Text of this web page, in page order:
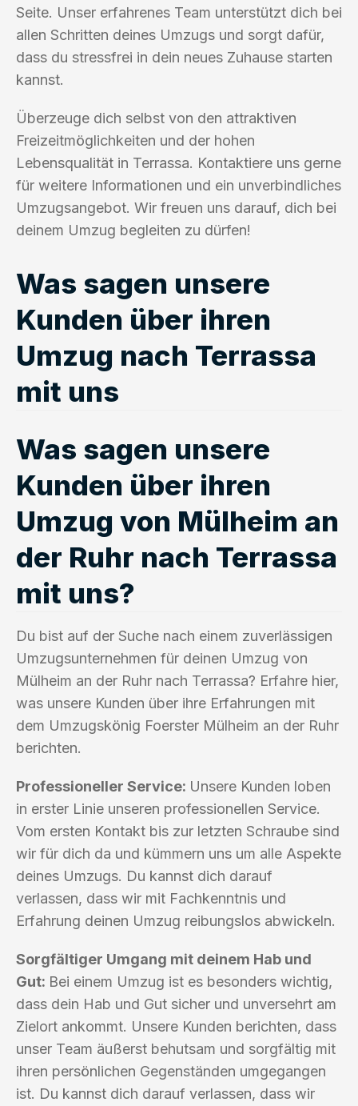
Seite. Unser erfahrenes Team unterstützt dich bei
allen Schritten deines Umzugs und sorgt dafür,
dass du stressfrei in dein neues Zuhause starten
kannst.
Überzeuge dich selbst von den attraktiven
Freizeitmöglichkeiten und der hohen
Lebensqualität in Terrassa. Kontaktiere uns gerne
für weitere Informationen und ein unverbindliches
Umzugsangebot. Wir freuen uns darauf, dich bei
deinem Umzug begleiten zu dürfen!
Was sagen unsere
Kunden über ihren
Umzug nach Terrassa
mit uns
Was sagen unsere
Kunden über ihren
Umzug von Mülheim an
der Ruhr nach Terrassa
mit uns?
Du bist auf der Suche nach einem zuverlässigen
Umzugsunternehmen für deinen Umzug von
Mülheim an der Ruhr nach Terrassa? Erfahre hier,
was unsere Kunden über ihre Erfahrungen mit
dem Umzugskönig Foerster Mülheim an der Ruhr
berichten.
Professioneller Service: Unsere Kunden loben
in erster Linie unseren professionellen Service.
Vom ersten Kontakt bis zur letzten Schraube sind
wir für dich da und kümmern uns um alle Aspekte
deines Umzugs. Du kannst dich darauf
verlassen, dass wir mit Fachkenntnis und
Erfahrung deinen Umzug reibungslos abwickeln.
Sorgfältiger Umgang mit deinem Hab und
Gut: Bei einem Umzug ist es besonders wichtig,
dass dein Hab und Gut sicher und unversehrt am
Zielort ankommt. Unsere Kunden berichten, dass
unser Team äußerst behutsam und sorgfältig mit
ihren persönlichen Gegenständen umgegangen
ist. Du kannst dich darauf verlassen, dass wir